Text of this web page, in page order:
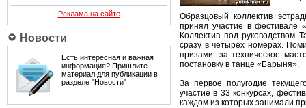
Реклама на сайте
Новости
Есть интересная и важная
информация? Пришлите
материал для публикации в
разделе "Новости"
Образцовый коллектив
принял участие в фестивале
Коллектив под руководством
сразу в четырёх номерах.
призами: за техническое
постановку в танце «Барыня».
За первое полугодие
участие в 33 конкурсах,
каждом из которых занимали